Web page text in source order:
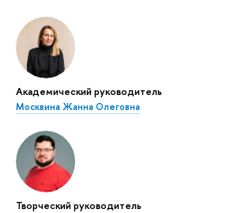
Академический руководитель
Москвина Жанна Олеговна
Творческий руководитель